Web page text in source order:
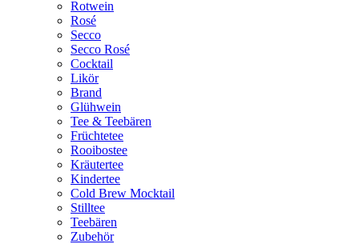
Rotwein
Rosé
Secco
Secco Rosé
Cocktail
Likör
Brand
Glühwein
Tee & Teebären
Früchtetee
Rooibostee
Kräutertee
Kindertee
Cold Brew Mocktail
Stilltee
Teebären
Zubehör